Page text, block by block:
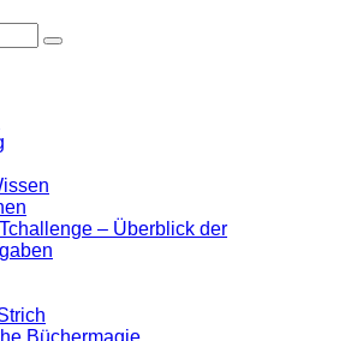
– Überblick der
Büchermagie